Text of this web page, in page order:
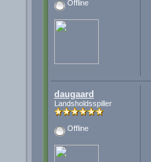
Offline
daugaard
Landsholdsspiller
Offline